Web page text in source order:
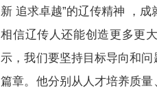
新 追求卓越”的辽传精神 ，
相信辽传人还能创造更多更
示，我们要坚持目标导向和
篇章。他分别从人才培养质